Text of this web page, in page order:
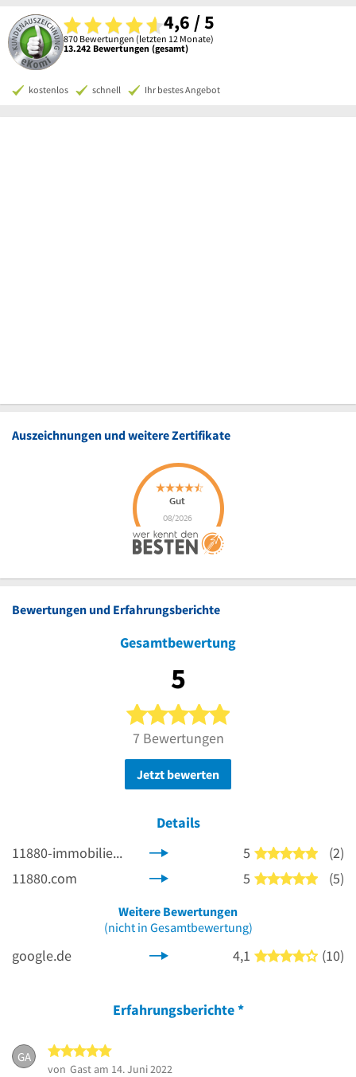
4,6 / 5
870 Bewertungen (letzten 12 Monate)
13.242 Bewertungen (gesamt)
kostenlos schnell Ihr bestes Angebot
Auszeichnungen und weitere Zertifikate
Bewertungen und Erfahrungsberichte
Gesamtbewertung
5
5 von 5 Sternen
7 Bewertungen
Jetzt bewerten
Details
11880-immobilienmakler.com
5 5 von
(2)
11880.com
5 5 von
(5)
Weitere Bewertungen
(nicht in Gesamtbewertung)
google.de 4,1 4 von
(10)
Erfahrungsberichte*
GA
von Gast am 14. Juni 2022